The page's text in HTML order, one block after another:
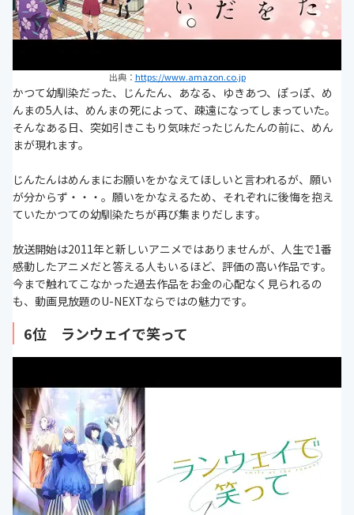
出典： https://www.amazon.co.jp
かつて幼馴染だった、じんたん、あなる、ゆきあつ、ぽっぽ、め
んまの5人は、めんまの死によって、疎遠になってしまっていた。
そんなある日、突如引きこもり気味だったじんたんの前に、めん
まが現れます。
じんたんはめんまにお願いをかなえてほしいと言われるが、願い
が分からず・・・。願いをかなえるため、それぞれに後悔を抱え
ていたかつての幼馴染たちが再び集まりだします。
放送開始は2011年と新しいアニメではありませんが、人生で1番
感動したアニメだと答える人もいるほど、評価の高い作品です。
今まで触れてこなかった過去作品をお金の心配なく見られるの
も、動画見放題のU-NEXTならではの魅力です。
6位 ランウェイで笑って